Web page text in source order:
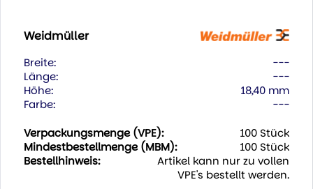
Weidmüller
Breite:
---
Länge:
---
Höhe:
18,40 mm
Farbe:
---
Verpackungsmenge (VPE):
100 Stück
Mindestbestellmenge (MBM):
100 Stück
Bestellhinweis:
Artikel kann nur zu vollen
VPE's bestellt werden.